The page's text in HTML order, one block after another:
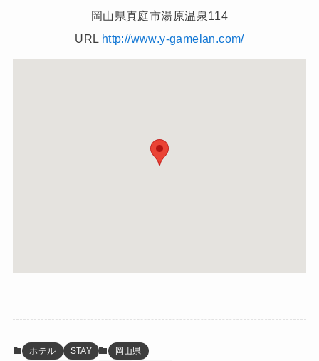
岡山県真庭市湯原温泉114
URL http://www.y-gamelan.com/
ホテル STAY
岡山県